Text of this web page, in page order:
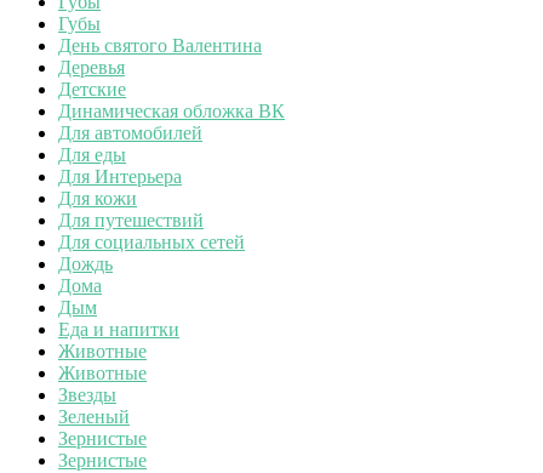
Губы
День святого Валентина
Деревья
Детские
Динамическая обложка ВК
Для автомобилей
Для еды
Для Интерьера
Для кожи
Для путешествий
Для социальных сетей
Дождь
Дома
Дым
Еда и напитки
Животные
Животные
Звезды
Зеленый
Зернистые
Зернистые